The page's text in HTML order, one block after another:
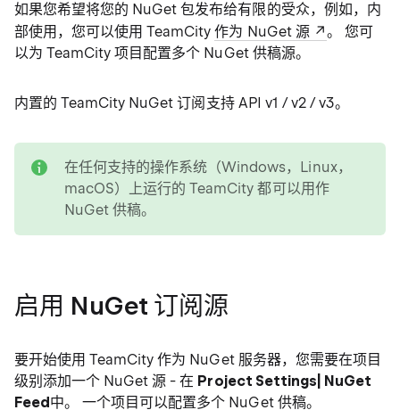
如果您希望将您的 NuGet 包发布给有限的受众，例如，内
部使用，您可以使用 TeamCity作为 NuGet 源
。 您可
以为 TeamCity 项目配置多个 NuGet 供稿源。
内置的 TeamCity NuGet 订阅支持 API v1 / v2 / v3。
在任何支持的操作系统（Windows，Linux，
macOS）上运行的 TeamCity 都可以用作
NuGet 供稿。
启用 NuGet 订阅源
要开始使用 TeamCity 作为 NuGet 服务器，您需要在项目
级别添加一个 NuGet 源 - 在 Project Settings| NuGet
Feed中。 一个项目可以配置多个 NuGet 供稿。